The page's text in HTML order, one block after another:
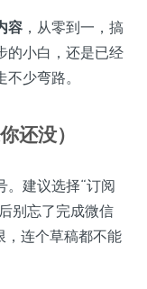
容 ，从零到一，搞
的小白，还是已经
少弯路。
还没）
。建议选择“订阅
别忘了完成微信
，连个草稿都不能